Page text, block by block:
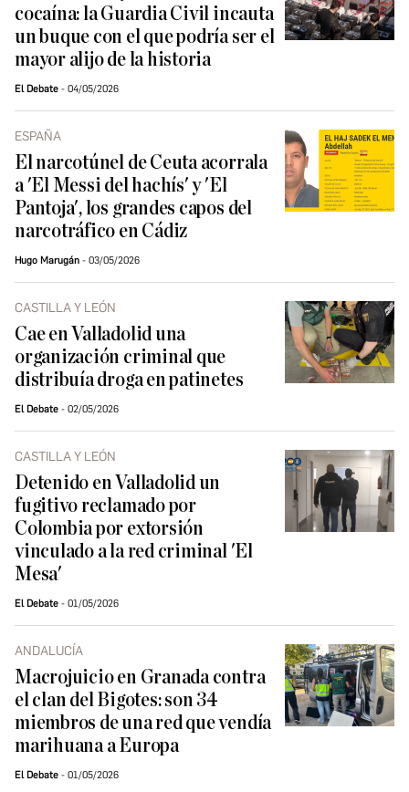
cocaína: la Guardia Civil incauta
un buque con el que podría ser el
mayor alijo de la historia
El Debate 04/05/2026
ESPAÑA
El narcotúnel de Ceuta acorrala
a 'El Messi del hachís' y 'El
Pantoja', los grandes capos del
narcotráfico en Cádiz
Hugo Marugán 03/05/2026
CASTILLA Y LEÓN
Cae en Valladolid una
organización criminal que
distribuía droga en patinetes
El Debate 02/05/2026
CASTILLA Y LEÓN
Detenido en Valladolid un
fugitivo reclamado por
Colombia por extorsión
vinculado a la red criminal 'El
Mesa'
El Debate 01/05/2026
ANDALUCÍA
Macrojuicio en Granada contra
el clan del Bigotes: son 34
miembros de una red que vendía
marihuana a Europa
El Debate 01/05/2026